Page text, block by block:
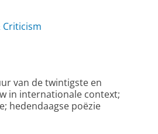
Criticism
van de twintigste en
in internationale context;
hedendaagse poëzie